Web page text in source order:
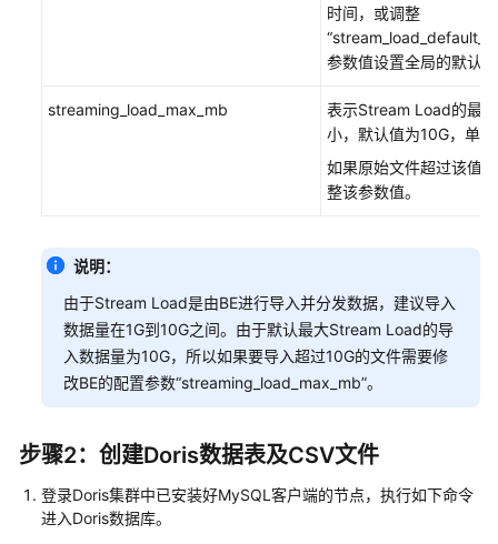
过
Flink
作
业
处
OBS
据
通
过
时间，或调整
参数值设置全局的默认
streaming_load_max_mb
表示Stream Load的最
小，默认值为10G，单
如果原始文件超过该值
整该参数值。
说明：
由于Stream Load是由BE进行导入并分发数据，建议导入
数据量在1G到10G之间。由于默认最大Stream Load的导
入数据量为10G，所以如果要导入超过10G的文件需要修
改BE的配置参数“streaming_load_max_mb”。
步骤2：创建Doris数据表及CSV文件
登录Doris集群中已安装好MySQL客户端的节点，执行如下命令
进入Doris数据库。